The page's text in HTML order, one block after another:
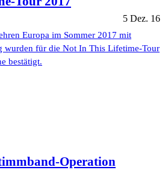
5 Dez. 16
Europa im Sommer 2017 mit
wurden für die Not In This Lifetime-Tour
bestätigt.
Operation